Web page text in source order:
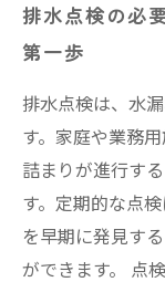
水漏れ問題
ルの助言
未来を見据
排水点検の必
第一歩
排水点検は、水
す。家庭や業務
詰まりが進行す
す。定期的な点
を早期に発見す
ができます。 点